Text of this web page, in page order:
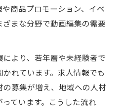
商品プロモーション、イベ
まな分野で動画編集の需要
より、若年層や未経験者で
れています。求人情報でも
募集が増え、地域への人材
ています。こうした流れ